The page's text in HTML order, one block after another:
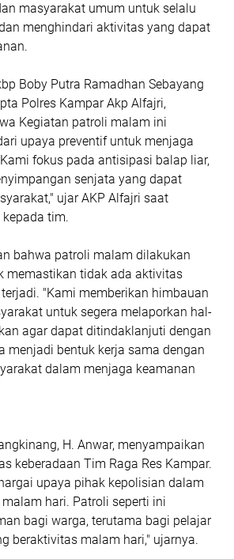
masyarakat umum untuk selalu
menghindari aktivitas yang dapat
Boby Putra Ramadhan Sebayang
Polres Kampar Akp Alfajri,
Kegiatan patroli malam ini
upaya preventif untuk menjaga
fokus pada antisipasi balap liar,
senjata yang dapat
ujar AKP Alfajri saat
tim.
bahwa patroli malam dilakukan
memastikan tidak ada aktivitas
"Kami memberikan himbauan
untuk segera melaporkan hal-
agar dapat ditindaklanjuti dengan
menjadi bentuk kerja sama dengan
dalam menjaga keamanan
H. Anwar, menyampaikan
keberadaan Tim Raga Res Kampar.
upaya pihak kepolisian dalam
hari. Patroli seperti ini
bagi warga, terutama bagi pelajar
beraktivitas malam hari," ujarnya.